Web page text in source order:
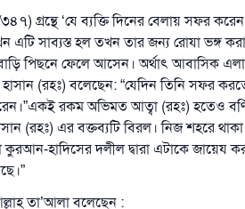
গ্রন্থে ‘যে ব্যক্তি দিনের বেলায় সফর
এটি সাব্যস্ত হল তখন তার জন্য রোযা ভঙ্গ
পিছনে ফেলে আসেন। অর্থাৎ আবাসিক
(রহঃ) বলেছেন: “যেদিন তিনি সফর
রকম অভিমত আত্বা (রহঃ) হতেও
(রহঃ) এর বক্তব্যটি বিরল। নিজ শহরে
কুরআন-হাদিসের দলীল দ্বারা এটাকে জায়েয
তা’আলা বলেছেন :